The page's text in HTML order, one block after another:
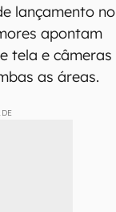
lançamento no
apontam
tela e câmeras
as áreas.